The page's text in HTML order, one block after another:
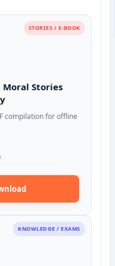
STORIES / E-BOOK
Stories
compilation for offline
KNOWLEDGE / EXAMS